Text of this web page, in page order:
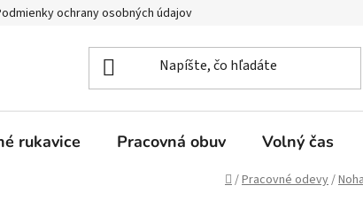
ochrany osobných údajov
rukavice Pracovná obuv Volný čas
Domov
/Pracovné odevy/